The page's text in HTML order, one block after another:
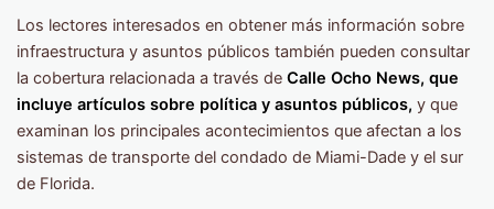
Los lectores interesados en obtener más información sobre
infraestructura y asuntos públicos también pueden consultar
la cobertura relacionada a través de Calle Ocho News, que
incluye artículos sobre política y asuntos públicos, y que
examinan los principales acontecimientos que afectan a los
sistemas de transporte del condado de Miami-Dade y el sur
de Florida.